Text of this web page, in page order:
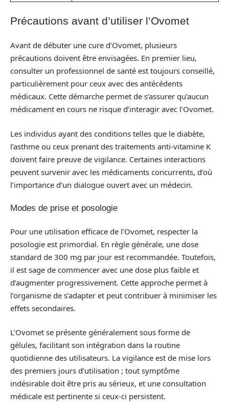
Précautions avant d’utiliser l’Ovomet
Avant de débuter une cure d’Ovomet, plusieurs
précautions doivent être envisagées. En premier lieu,
consulter un professionnel de santé est toujours conseillé,
particulièrement pour ceux avec des antécédents
médicaux. Cette démarche permet de s’assurer qu’aucun
médicament en cours ne risque d’interagir avec l’Ovomet.
Les individus ayant des conditions telles que le diabète,
l’asthme ou ceux prenant des traitements anti-vitamine K
doivent faire preuve de vigilance. Certaines interactions
peuvent survenir avec les médicaments concurrents, d’où
l’importance d’un dialogue ouvert avec un médecin.
Modes de prise et posologie
Pour une utilisation efficace de l’Ovomet, respecter la
posologie est primordial. En règle générale, une dose
standard de 300 mg par jour est recommandée. Toutefois,
il est sage de commencer avec une dose plus faible et
d’augmenter progressivement. Cette approche permet à
l’organisme de s’adapter et peut contribuer à minimiser les
effets secondaires.
L’Ovomet se présente généralement sous forme de
gélules, facilitant son intégration dans la routine
quotidienne des utilisateurs. La vigilance est de mise lors
des premiers jours d’utilisation ; tout symptôme
indésirable doit être pris au sérieux, et une consultation
médicale est pertinente si ceux-ci persistent.